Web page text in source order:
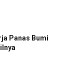
Panas Bumi